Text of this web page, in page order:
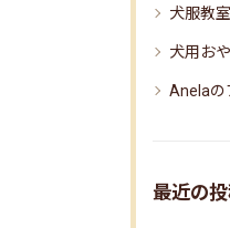
犬服教室
犬用お
Anelaの
最近の